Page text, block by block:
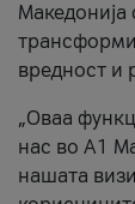
Македонија
вредност и
„Оваа
нас во А1
нашата